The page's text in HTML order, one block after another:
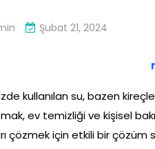
Şubat 21, 2024
kullanılan su, bazen
ev temizliği ve kişisel
çözmek için etkili bir çözüm